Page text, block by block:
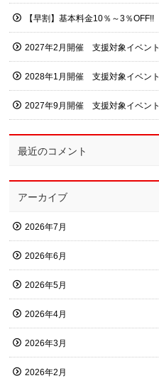
【早割】基本料金10％～3％OFF!!
2027年2月開催 支援対象イベント
2028年1月開催 支援対象イベント
2027年9月開催 支援対象イベント
最近のコメント
アーカイブ
2026年7月
2026年6月
2026年5月
2026年4月
2026年3月
2026年2月